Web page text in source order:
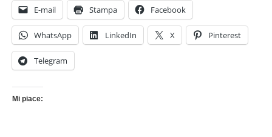
E-mail Stampa Facebook
WhatsApp LinkedIn X Pinterest
Telegram
Mi piace: